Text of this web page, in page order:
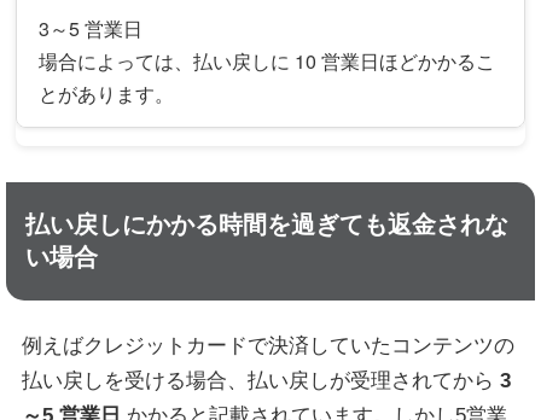
3～5 営業日
場合によっては、払い戻しに 10 営業日ほどかかるこ
とがあります。
払い戻しにかかる時間を過ぎても返金されな
い場合
例えばクレジットカードで決済していたコンテンツの
払い戻しを受ける場合、払い戻しが受理されてから 3